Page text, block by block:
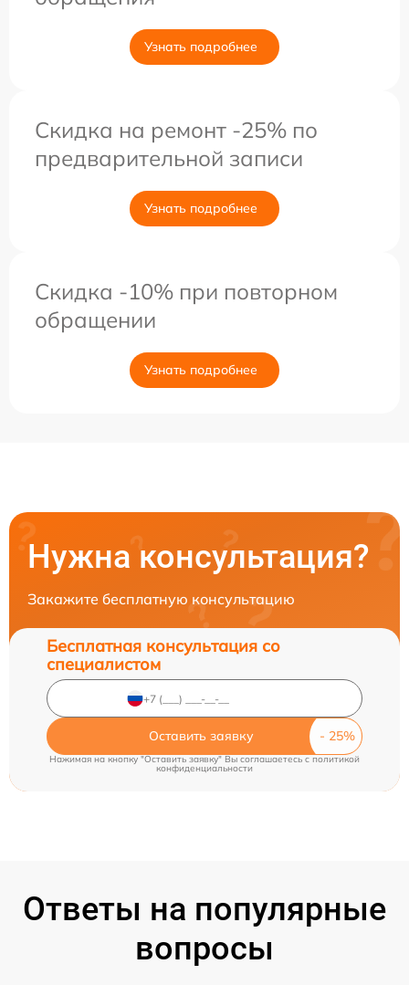
Узнать подробнее
Скидка на ремонт -25% по
предварительной записи
Узнать подробнее
Скидка -10% при повторном
обращении
Узнать подробнее
Нужна консультация?
Закажите бесплатную консультацию
Бесплатная консультация со
специалистом
Оставить заявку
Нажимая на кнопку "Оставить заявку" Вы соглашаетесь c политикой
конфиденциальности
Ответы на популярные
вопросы